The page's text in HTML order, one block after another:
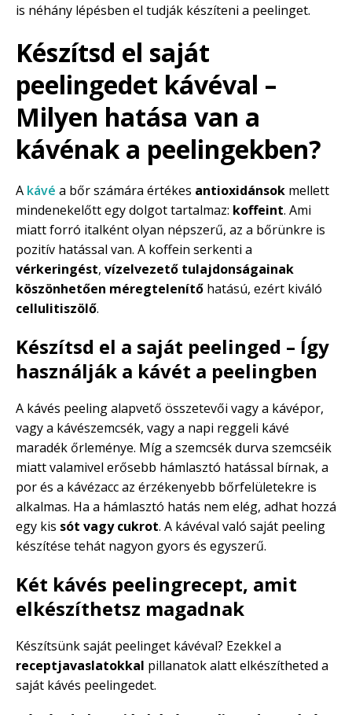
is néhány lépésben el tudják készíteni a peelinget.
Készítsd el saját
peelingedet kávéval –
Milyen hatása van a
kávénak a peelingekben?
A kávé a bőr számára értékes antioxidánsok mellett
mindenekelőtt egy dolgot tartalmaz: koffeint. Ami
miatt forró italként olyan népszerű, az a bőrünkre is
pozitív hatással van. A koffein serkenti a
vérkeringést, vízelvezető tulajdonságainak
köszönhetően méregtelenítő hatású, ezért kiváló
cellulitiszölő.
Készítsd el a saját peelinged – Így
használják a kávét a peelingben
A kávés peeling alapvető összetevői vagy a kávépor,
vagy a kávészemcsék, vagy a napi reggeli kávé
maradék őrleménye. Míg a szemcsék durva szemcséik
miatt valamivel erősebb hámlasztó hatással bírnak, a
por és a kávézacc az érzékenyebb bőrfelületekre is
alkalmas. Ha a hámlasztó hatás nem elég, adhat hozzá
egy kis sót vagy cukrot. A kávéval való saját peeling
készítése tehát nagyon gyors és egyszerű.
Két kávés peelingrecept, amit
elkészíthetsz magadnak
Készítsünk saját peelinget kávéval? Ezekkel a
receptjavaslatokkal pillanatok alatt elkészítheted a
saját kávés peelingedet.